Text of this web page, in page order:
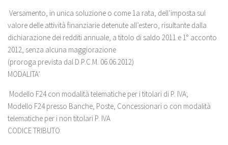
Versamento, in unica soluzione o come 1a rata, dell’imposta sul
valore delle attività finanziarie detenute all’estero, risultante dalla
dichiarazione dei redditi annuale, a titolo di saldo 2011 e 1° acconto
2012, senza alcuna maggiorazione
(proroga prevista dal D.P.C.M. 06.06.2012)
MODALITA’
Modello F24 con modalità telematiche per i titolari di P. IVA;
Modello F24 presso Banche, Poste, Concessionari o con modalità
telematiche per i non titolari P. IVA
CODICE TRIBUTO